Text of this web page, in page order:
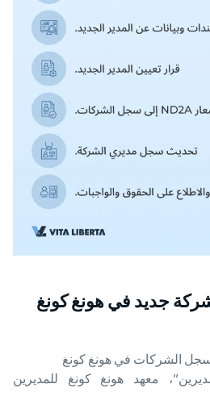
جديد في هونغ كونغ
سجل الشركات في هونغ كونغ
معهد هونغ كونغ للمديرين